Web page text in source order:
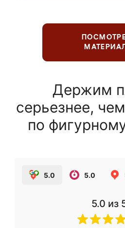
Держим
серьезнее,
по
5.0 5.0
5.0 из